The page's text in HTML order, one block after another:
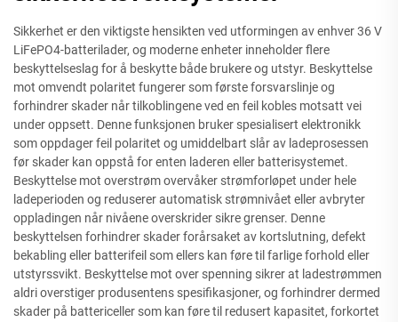
Sikkerhet er den viktigste hensikten ved utformingen av enhver 36 V
LiFePO4-batterilader, og moderne enheter inneholder flere
beskyttelseslag for å beskytte både brukere og utstyr. Beskyttelse
mot omvendt polaritet fungerer som første forsvarslinje og
forhindrer skader når tilkoblingene ved en feil kobles motsatt vei
under oppsett. Denne funksjonen bruker spesialisert elektronikk
som oppdager feil polaritet og umiddelbart slår av ladeprosessen
før skader kan oppstå for enten laderen eller batterisystemet.
Beskyttelse mot overstrøm overvåker strømforløpet under hele
ladeperioden og reduserer automatisk strømnivået eller avbryter
oppladingen når nivåene overskrider sikre grenser. Denne
beskyttelsen forhindrer skader forårsaket av kortslutning, defekt
bekabling eller batterifeil som ellers kan føre til farlige forhold eller
utstyrssvikt. Beskyttelse mot over spenning sikrer at ladestrømmen
aldri overstiger produsentens spesifikasjoner, og forhindrer dermed
skader på battericeller som kan føre til redusert kapasitet, forkortet